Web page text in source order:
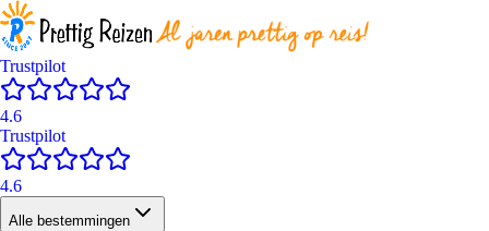
Trustpilot
4.6
Trustpilot
4.6
Alle bestemmingen